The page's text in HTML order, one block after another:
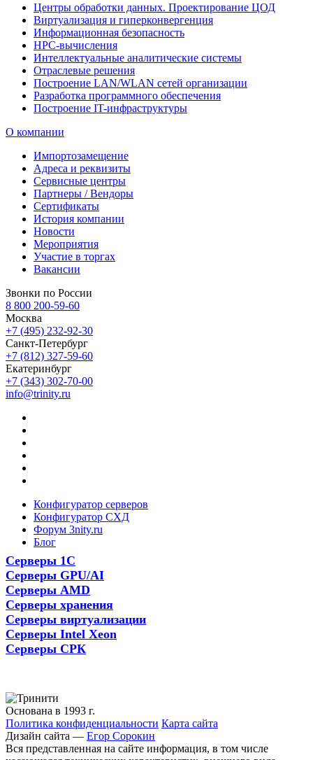
Центры обработки данных. Проектирование ЦОД
Виртуализация и гиперконвергенция
Информационная безопасность
HPC-вычисления
Интеллектуальные аналитические системы
Отраслевые решения
Построение LAN/WLAN сетей организации
Разработка программного обеспечения
Построение IT-инфраструктуры
О компании
Импортозамещение
Адреса и реквизиты
Сервисные центры
Партнеры / Вендоры
Сертификаты
История компании
Новости
Мероприятия
Участие в торгах
Вакансии
Звонки по России
8 800 200-59-60
Москва
+7 (495) 232-92-30
Санкт-Петербург
+7 (812) 327-59-60
Екатеринбург
+7 (343) 302-70-00
info@trinity.ru
Конфигуратор серверов
Конфигуратор СХД
Форум 3nity.ru
Блог
Серверы 1С
Серверы GPU/AI
Серверы AMD
Серверы хранения
Серверы виртуализации
Серверы Intel Xeon
Серверы СРК
Основана в 1993 г.
Политика конфиденциальности Карта сайта
Дизайн сайта — Егор Сорокин
Вся представленная на сайте информация, в том числе